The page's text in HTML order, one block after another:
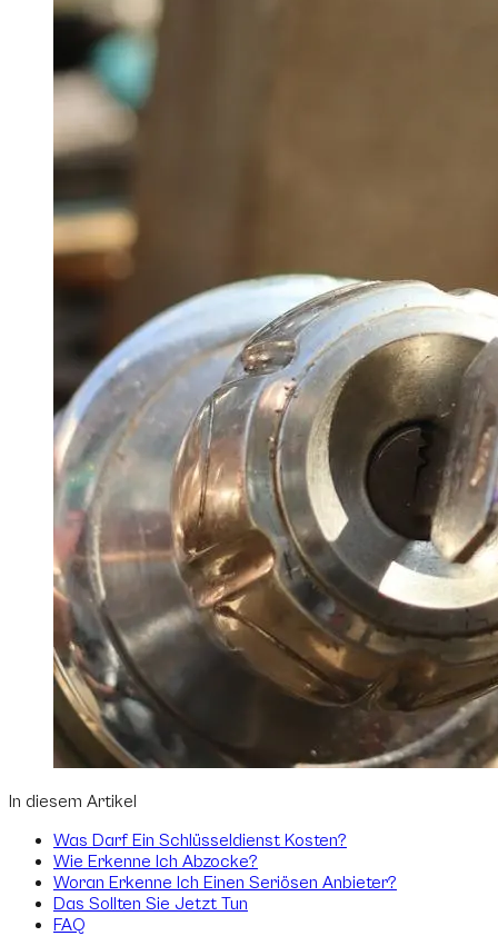
In diesem Artikel
Was Darf Ein Schlüsseldienst Kosten?
Wie Erkenne Ich Abzocke?
Woran Erkenne Ich Einen Seriösen Anbieter?
Das Sollten Sie Jetzt Tun
FAQ